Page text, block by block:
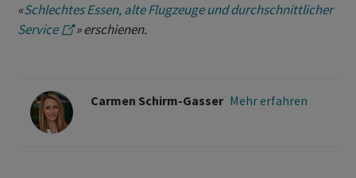
«Schlechtes Essen, alte Flugzeuge und durchschnittlicher
Service
» erschienen.
Carmen Schirm-Gasser Mehr erfahren